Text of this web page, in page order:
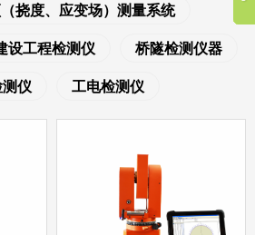
挠度、应变场）测量系统
设工程检测仪 桥隧检测仪器
仪 工电检测仪